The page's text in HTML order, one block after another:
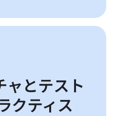
ャとテスト
クティス